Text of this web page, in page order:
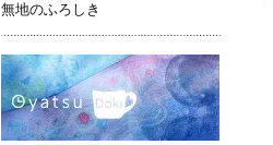
無地のふろしき